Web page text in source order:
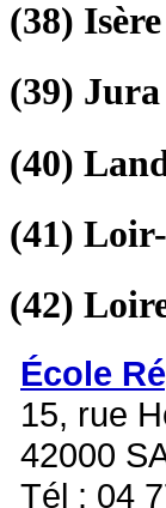
(38) Isère
(39) Jura
(40)
(41)
(42)
École
15, rue
42000
Tél : 04